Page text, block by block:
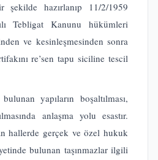
şekilde hazırlanıp 11/2/1959
Tebligat Kanunu hükümleri
ve kesinleşmesinden sonra
re’sen tapu siciline tescil
yapıların boşaltılması,
anlaşma yolu esastır.
hallerde gerçek ve özel hukuk
bulunan taşınmazlar ilgili